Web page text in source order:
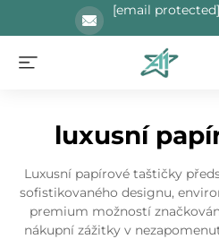
[email protected]
luxusní
Luxusní papírové taštičky
sofistikovaného designu,
premium možností
nákupní zážitky v